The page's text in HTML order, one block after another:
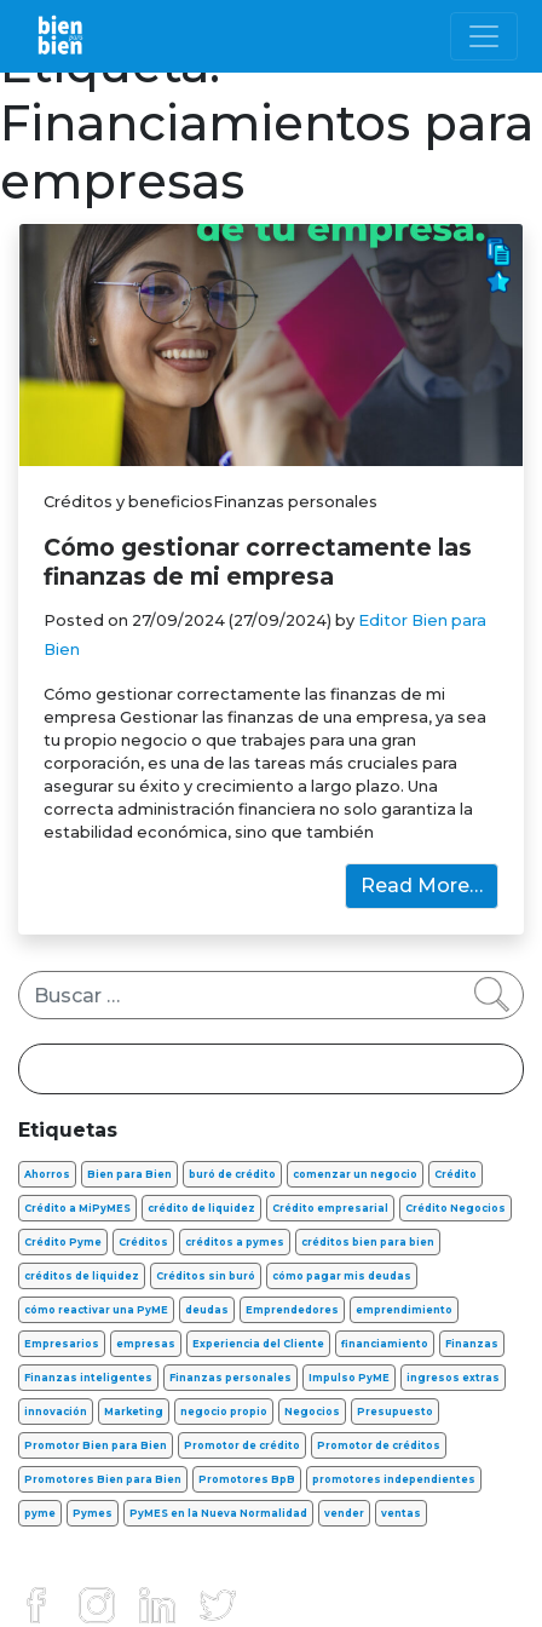
Etiqueta:
Financiamientos para
empresas
Créditos y beneficiosFinanzas personales
Cómo gestionar correctamente las
finanzas de mi empresa
Posted on 27/09/2024 (27/09/2024) by Editor Bien para
Bien
Cómo gestionar correctamente las finanzas de mi
empresa Gestionar las finanzas de una empresa, ya sea
tu propio negocio o que trabajes para una gran
corporación, es una de las tareas más cruciales para
asegurar su éxito y crecimiento a largo plazo. Una
correcta administración financiera no solo garantiza la
estabilidad económica, sino que también
Read More…
Buscar
Etiquetas
Ahorros Bien para Bien buró de crédito comenzar un negocio Crédito
Crédito a MiPyMES crédito de liquidez Crédito empresarial Crédito Negocios
Crédito Pyme Créditos créditos a pymes créditos bien para bien
créditos de liquidez Créditos sin buró cómo pagar mis deudas
cómo reactivar una PyME deudas Emprendedores emprendimiento
Empresarios empresas Experiencia del Cliente financiamiento Finanzas
Finanzas inteligentes Finanzas personales Impulso PyME ingresos extras
innovación Marketing negocio propio Negocios Presupuesto
Promotor Bien para Bien Promotor de crédito Promotor de créditos
Promotores Bien para Bien Promotores BpB promotores independientes
pyme Pymes PyMES en la Nueva Normalidad vender ventas